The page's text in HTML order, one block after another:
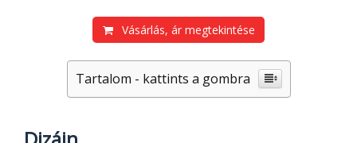
Vásárlás, ár megtekintése
Tartalom - kattints a gombra